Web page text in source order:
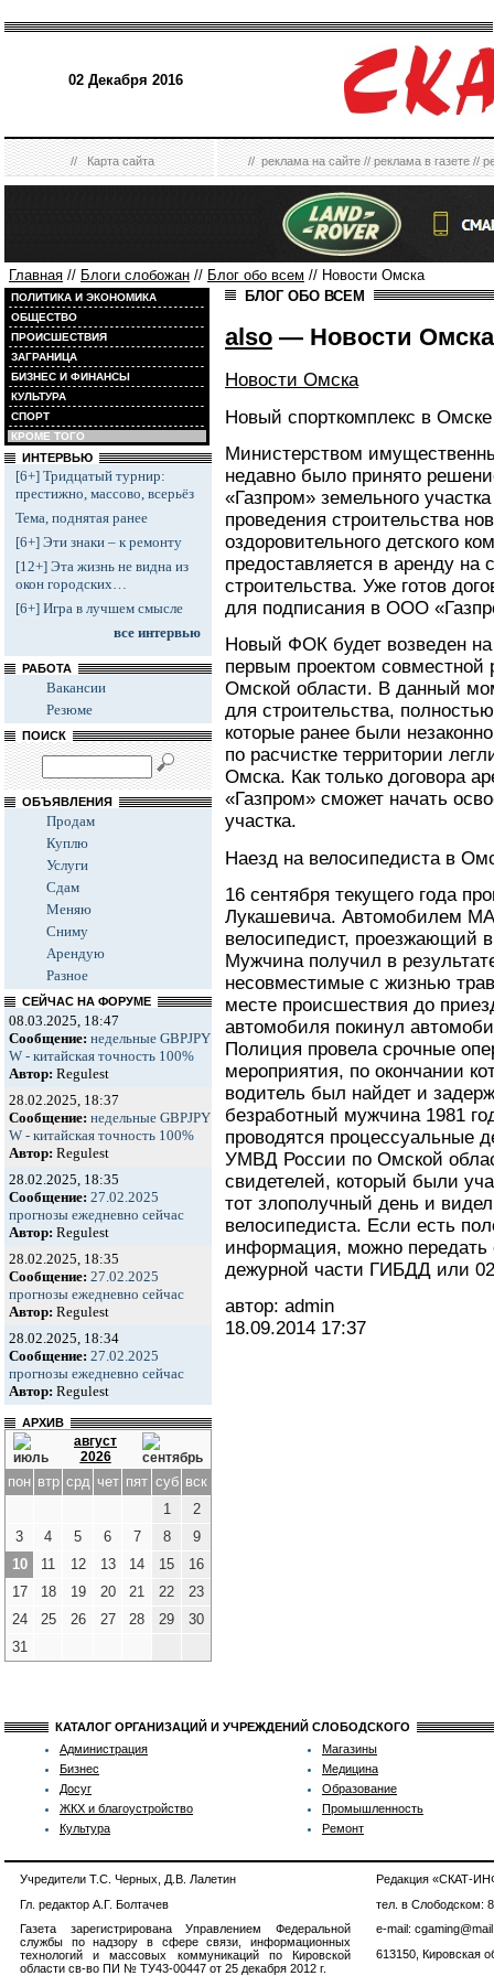
02 Декабря 2016
//Карта сайта //реклама на сайте//реклама в газете//
Главная // Блоги слобожан // Блог обо всем // Новости Омска
ПОЛИТИКА И ЭКОНОМИКА
ОБЩЕСТВО
ПРОИСШЕСТВИЯ
ЗАГРАНИЦА
БИЗНЕС И ФИНАНСЫ
КУЛЬТУРА
СПОРТ
КРОМЕ ТОГО
ИНТЕРВЬЮ
[6+] Тридцатый турнир:
престижно, массово, всерьёз
Тема, поднятая ранее
[6+] Эти знаки – к ремонту
[12+] Эта жизнь не видна из
окон городских…
[6+] Игра в лучшем смысле
все интервью
РАБОТА
Вакансии
Резюме
ПОИСК
ОБЪЯВЛЕНИЯ
Продам
Куплю
Услуги
Сдам
Меняю
Сниму
Арендую
Разное
СЕЙЧАС НА ФОРУМЕ
08.03.2025, 18:47
Сообщение: недельные GBPJPY
W - китайская точность 100%
Автор: Regulest
28.02.2025, 18:37
Сообщение: недельные GBPJPY
W - китайская точность 100%
Автор: Regulest
28.02.2025, 18:35
Сообщение: 27.02.2025
прогнозы ежедневно сейчас
Автор: Regulest
28.02.2025, 18:35
Сообщение: 27.02.2025
прогнозы ежедневно сейчас
Автор: Regulest
28.02.2025, 18:34
Сообщение: 27.02.2025
прогнозы ежедневно сейчас
Автор: Regulest
АРХИВ
август
2026
пон втр срд чет пят суб вск
1
2
3
4 5 6 7 8
9
10
11 12 13 14 15
16
17
18 19 20 21 22
23
24
25 26 27 28 29
30
31
БЛОГ ОБО ВСЕМ
also — Новости Омска
Новости Омска
Новый спорткомплекс в Омске
Министерством
недавно было принято
«Газпром» земельного
проведения строительства
оздоровительного детского
предоставляется в аренду на
строительства. Уже готов
для подписания в ООО
Новый ФОК будет возведен
первым проектом совместной
Омской области. В данный
для строительства,
которые ранее были
по расчистке территории
Омска. Как только договора
«Газпром» сможет начать
участка.
Наезд на велосипедиста в
16 сентября текущего года
Лукашевича. Автомобилем
велосипедист, проезжающий
Мужчина получил в
несовместимые с жизнью
месте происшествия до
автомобиля покинул
Полиция провела срочные
мероприятия, по окончании
водитель был найдет и
безработный мужчина 1981
проводятся процессуальные
УМВД России по Омской
свидетелей, который были
тот злополучный день и
велосипедиста. Если есть
информация, можно
дежурной части ГИБДД или
автор: admin
18.09.2014 17:37
КАТАЛОГ ОРГАНИЗАЦИЙ И УЧРЕЖДЕНИЙ СЛОБОДСКОГО
Администрация
Бизнес
Досуг
ЖКХ и благоустройство
Культура
Магазины
Медицина
Образование
Промышленность
Ремонт
Учредители Т.С. Черных, Д.В. Лалетин
Гл. редактор А.Г. Болтачев
Газета зарегистрирована Управлением Федеральной
службы по надзору в сфере связи, информационных
технологий и массовых коммуникаций по Кировской
области св-во ПИ № ТУ43-00447 от 25 декабря 2012 г.
Редакция «СКАТ-
тел. в Слободском:
e-mail:
613150, Кировская